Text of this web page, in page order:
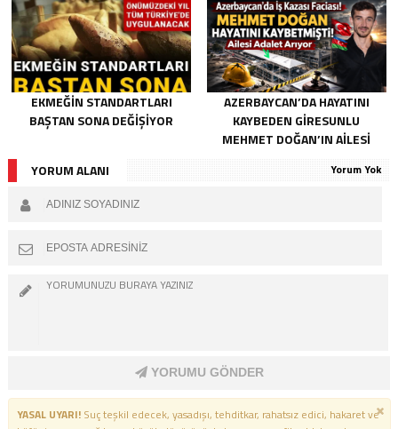
EKMEĞIN STANDARTLARI
BAŞTAN SONA DEĞIŞIYOR
AZERBAYCAN’DA HAYATINI
KAYBEDEN GIRESUNLU
MEHMET DOĞAN’IN AILESI
YORUM ALANI Yorum Yok
YORUMU GÖNDER
YASAL UYARI!Suç teşkil edecek, yasadışı, tehditkar, rahatsız edici, hakaret ve